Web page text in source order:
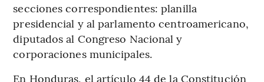
secciones correspondientes: planilla
presidencial y al parlamento centroamericano,
diputados al Congreso Nacional y
corporaciones municipales.
En Honduras, el artículo 44 de la Constitución